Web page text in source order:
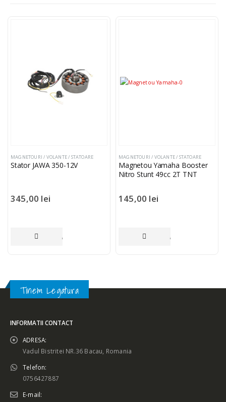
MAGNETOURI / VOLANTE / STATOARE
Stator JAWA 350-12V
345,00 lei
ADAUGĂ ÎN COȘ
MAGNETOURI / VOLANTE / STATOARE
Magnetou Yamaha Booster
Nitro Stunt 49cc 2T TNT
145,00 lei
ADAUGĂ ÎN COȘ
Tinem Legatura
INFORMATII CONTACT
ADRESA:
Vadul Bistritei NR.36 Bacau, Romania
Telefon:
0756427887
E-mail: